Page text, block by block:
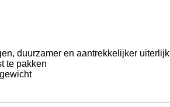
duurzamer en aantrekkelijker uiterlijk
te pakken